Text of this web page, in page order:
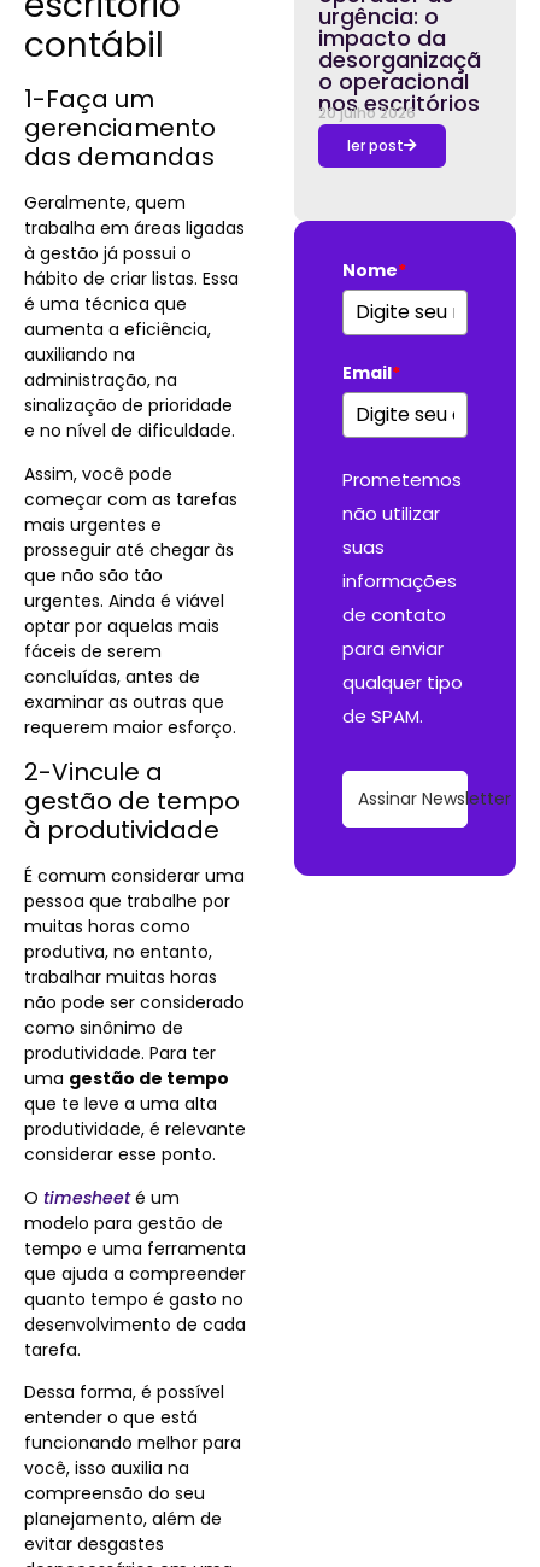
contábil
1-Faça um
gerenciamento
das demandas
Geralmente, quem
trabalha em áreas ligadas
à gestão já possui o
hábito de criar listas. Essa
é uma técnica que
aumenta a eficiência,
auxiliando na
administração, na
sinalização de prioridade
e no nível de dificuldade.
Assim, você pode
começar com as tarefas
mais urgentes e
prosseguir até chegar às
que não são tão
urgentes. Ainda é viável
optar por aquelas mais
fáceis de serem
concluídas, antes de
examinar as outras que
requerem maior esforço.
2-Vincule a
gestão de tempo
à produtividade
É comum considerar uma
pessoa que trabalhe por
muitas horas como
produtiva, no entanto,
trabalhar muitas horas
não pode ser considerado
como sinônimo de
produtividade. Para ter
uma gestão de tempo
que te leve a uma alta
produtividade, é relevante
considerar esse ponto.
O timesheeté um
modelo para gestão de
tempo e uma ferramenta
que ajuda a compreender
quanto tempo é gasto no
desenvolvimento de cada
tarefa.
Dessa forma, é possível
entender o que está
funcionando melhor para
você, isso auxilia na
compreensão do seu
planejamento, além de
evitar desgastes
urgência: o
impacto da
desorganizaçã
o operacional
nos escritórios
20 julho 2026
ler post
Nome*
Email*
Prometemos
não utilizar
suas
informações
de contato
para enviar
qualquer tipo
de SPAM.
Assinar Newsletter